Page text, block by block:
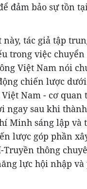
đảm bảo sự tồn
này, tác giả tập
trong việc chuyển
Việt Nam nói
chiến lược
Nam - cơ quan
ngay sau khi
Minh sáng lập và
lược góp phần
Truyền thông
lực hội nhập và